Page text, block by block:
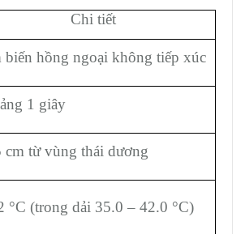
Chi tiết
biến hồng ngoại không tiếp xúc
1 giây
cm từ vùng thái dương
°C (trong dải 35.0 – 42.0 °C)